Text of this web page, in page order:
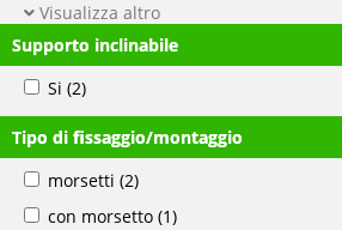
Visualizza altro
Supporto inclinabile
Si (2)
Tipo di fissaggio/montaggio
morsetti (2)
con morsetto (1)